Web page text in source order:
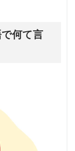
で何て言